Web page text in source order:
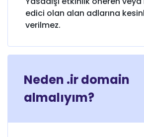
edici olan alan adlarına
verilmez.
Neden .ir domain
almalıyım?